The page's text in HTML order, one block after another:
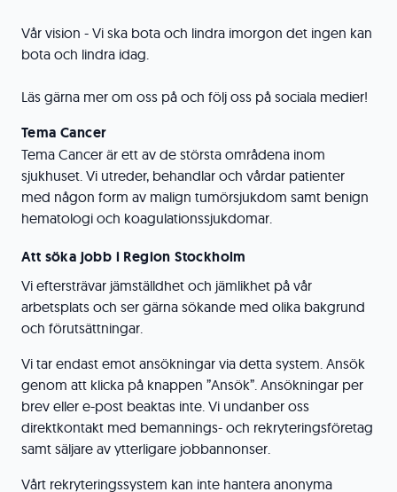
Vår vision - Vi ska bota och lindra imorgon det ingen kan
bota och lindra idag.
Läs gärna mer om oss på och följ oss på sociala medier!
Tema Cancer
Tema Cancer är ett av de största områdena inom
sjukhuset. Vi utreder, behandlar och vårdar patienter
med någon form av malign tumörsjukdom samt benign
hematologi och koagulationssjukdomar.
Att söka jobb i Region Stockholm
Vi eftersträvar jämställdhet och jämlikhet på vår
arbetsplats och ser gärna sökande med olika bakgrund
och förutsättningar.
Vi tar endast emot ansökningar via detta system. Ansök
genom att klicka på knappen ”Ansök”. Ansökningar per
brev eller e-post beaktas inte. Vi undanber oss
direktkontakt med bemannings- och rekryteringsföretag
samt säljare av ytterligare jobbannonser.
Vårt rekryteringssystem kan inte hantera anonyma